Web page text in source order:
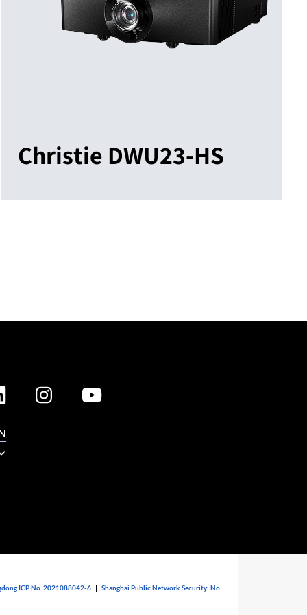
Christie DWU23-HS
ICP No. 2021088042-6 |Shanghai Public Network Security: No.